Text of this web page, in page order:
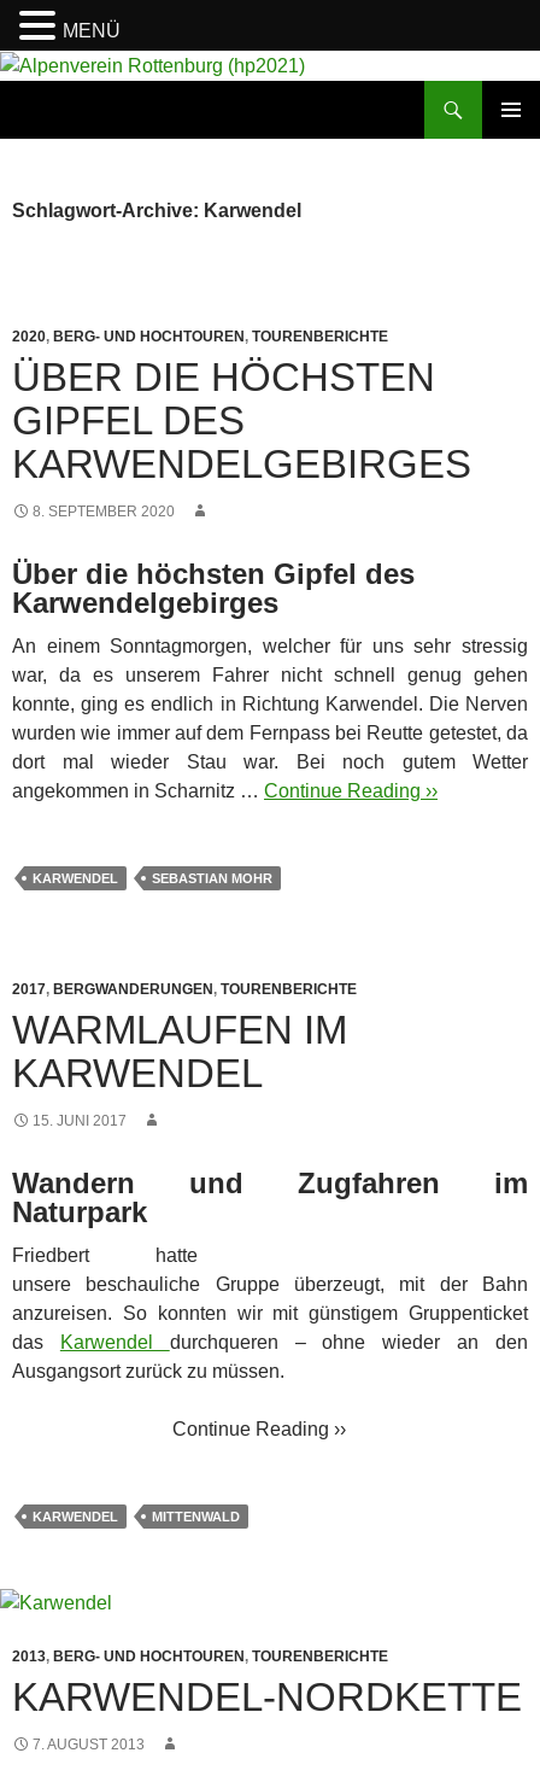
Schlagwort-Archive: Karwendel
2020, BERG- UND HOCHTOUREN, TOURENBERICHTE
ÜBER DIE HÖCHSTEN
GIPFEL DES
KARWENDELGEBIRGES
8. SEPTEMBER 2020
Über die höchsten Gipfel des
Karwendelgebirges
An einem Sonntagmorgen, welcher für uns sehr stressig
war, da es unserem Fahrer nicht schnell genug gehen
konnte, ging es endlich in Richtung Karwendel. Die Nerven
wurden wie immer auf dem Fernpass bei Reutte getestet, da
dort mal wieder Stau war.
Bei noch gutem Wetter
angekommen in Scharnitz … Continue Reading ››
KARWENDEL SEBASTIAN MOHR
2017, BERGWANDERUNGEN, TOURENBERICHTE
WARMLAUFEN IM
KARWENDEL
15. JUNI 2017
Wandern und Zugfahren im
Naturpark
Friedbert hatte
unsere beschauliche Gruppe überzeugt, mit der Bahn
anzureisen. So konnten wir mit günstigem Gruppenticket
das
Karwendel durchqueren – ohne wieder an den
Ausgangsort zurück zu müssen.
Continue Reading ››
KARWENDEL MITTENWALD
2013, BERG- UND HOCHTOUREN, TOURENBERICHTE
KARWENDEL-NORDKETTE
7. AUGUST 2013
MENÜ